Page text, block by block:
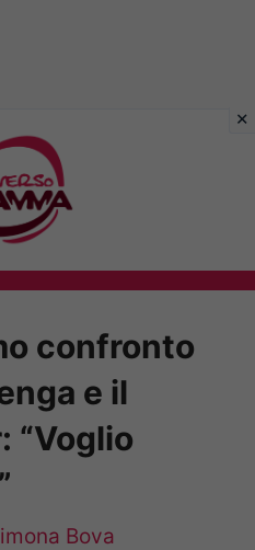
confronto
e il
“Voglio
Bova